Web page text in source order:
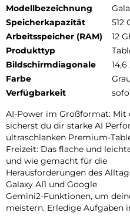
Modellbezeichnung
Speicherkapazität
512
Arbeitsspeicher (RAM)
12
Produkttyp
Bildschirmdiagonale
Farbe
Grau
Verfügbarkeit
AI-Power im Großformat: Mit
sicherst du dir starke AI
ultraschlanken Premium-
Freizeit: Das flache und
und wie gemacht für die
Herausforderungen des
Galaxy AI1 und Google
Gemini2-Funktionen, um
meistern. Erledige Aufgaben